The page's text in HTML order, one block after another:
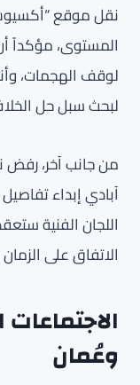
نقل موقع
المستوى، مؤكداً
لوقف الهجمات،
لبحث سبل حل
من جانب آخر، رفض
آبادي إبداء
اللجان الفنية
الاتفاق على
وعُمان